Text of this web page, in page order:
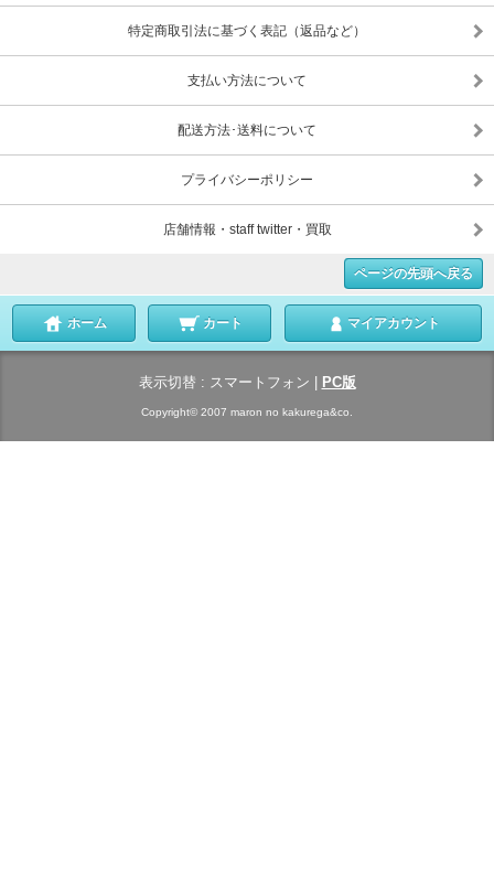
特定商取引法に基づく表記（返品など）
支払い方法について
配送方法･送料について
プライバシーポリシー
店舗情報・staff twitter・買取
ページの先頭へ戻る
ホーム カート マイアカウント
表示切替 : スマートフォン PC版
Copyright© 2007 maron no kakurega&co.